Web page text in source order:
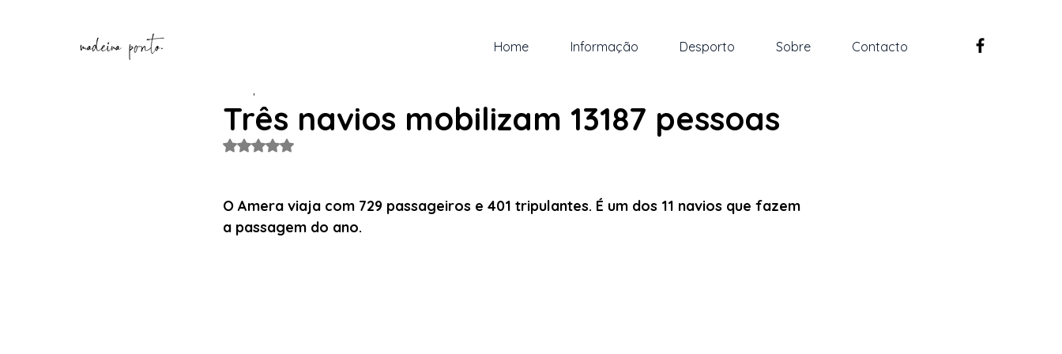
Home Informação Desporto Sobre Contacto
Três navios mobilizam 13187 pessoas
Avaliado com NaN de 5 estrelas.
O Amera viaja com 729 passageiros e 401 tripulantes. É um dos 11 navios que fazem
a passagem do ano.